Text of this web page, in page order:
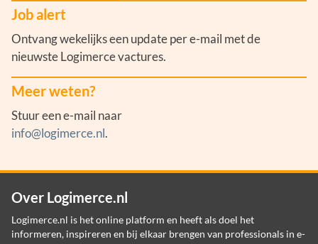
Job alert
Ontvang wekelijks een update per e-mail met de
nieuwste Logimerce vactures.
Meer weten?
Stuur een e-mail naar
info@logimerce.nl.
Over Logimerce.nl
Logimerce.nl is het online platform en heeft als doel het
informeren, inspireren en bij elkaar brengen van professionals in e-